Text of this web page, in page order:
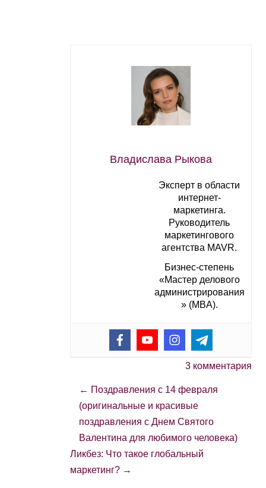
Владислава Рыкова
Эксперт в области
интернет-
маркетинга.
Руководитель
маркетингового
агентства MAVR.
Бизнес-степень
«Мастер делового
администрирования
» (MBA).
3 комментария
← Поздравления с 14 февраля
(оригинальные и красивые
поздравления с Днем Святого
Валентина для любимого человека)
Ликбез: Что такое глобальный
маркетинг? →